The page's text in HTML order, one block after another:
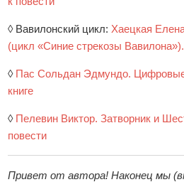
◊ Вавилонский цикл: Хаецкая
(цикл «Синие стрекозы
◊ Пас Сольдан Эдмундо. Цифровые
книге
◊ Пелевин Виктор. Затворник и
повести
Привет от автора! Наконец мы